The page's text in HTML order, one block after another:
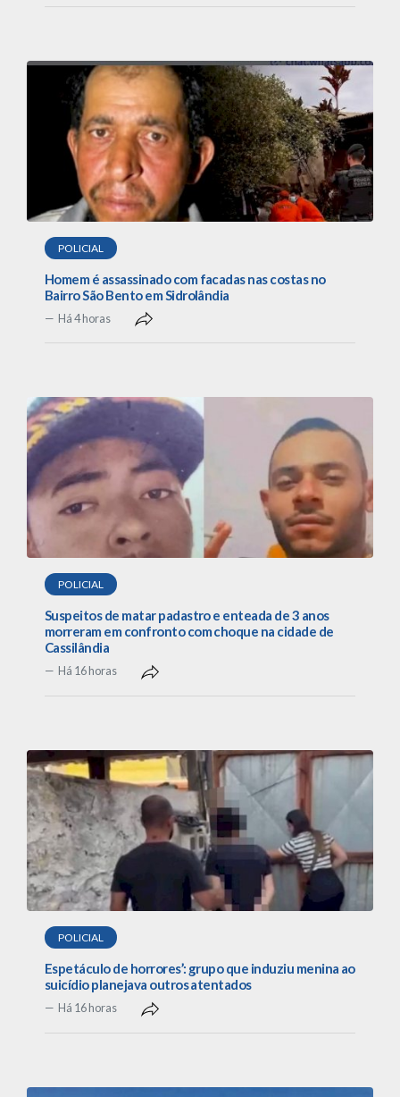
POLICIAL
Homem é assassinado com facadas nas costas no
Bairro São Bento em Sidrolândia
Há 4 horas
POLICIAL
Suspeitos de matar padastro e enteada de 3 anos
morreram em confronto com choque na cidade de
Cassilândia
Há 16 horas
POLICIAL
Espetáculo de horrores’: grupo que induziu menina ao
suicídio planejava outros atentados
Há 16 horas